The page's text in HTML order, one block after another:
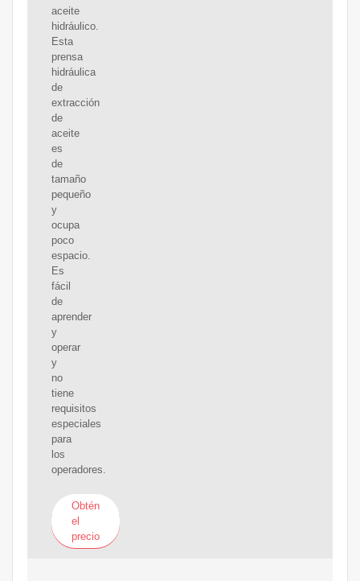
aceite
hidráulico.
Esta
prensa
hidráulica
de
extracción
de
aceite
es
de
tamaño
pequeño
y
ocupa
poco
espacio.
Es
fácil
de
aprender
y
operar
y
no
tiene
requisitos
especiales
para
los
operadores.
Obtén
el
precio